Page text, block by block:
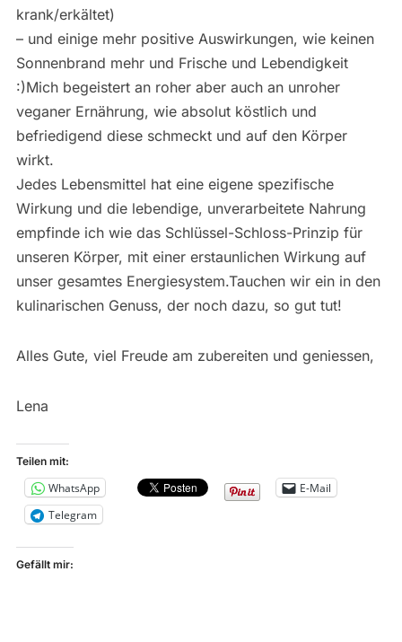
krank/erkältet)
– und einige mehr positive Auswirkungen, wie keinen
Sonnenbrand mehr und Frische und Lebendigkeit
:)Mich begeistert an roher aber auch an unroher
veganer Ernährung, wie absolut köstlich und
befriedigend diese schmeckt und auf den Körper
wirkt.
Jedes Lebensmittel hat eine eigene spezifische
Wirkung und die lebendige, unverarbeitete Nahrung
empfinde ich wie das Schlüssel-Schloss-Prinzip für
unseren Körper, mit einer erstaunlichen Wirkung auf
unser gesamtes Energiesystem.Tauchen wir ein in den
kulinarischen Genuss, der noch dazu, so gut tut!
Alles Gute, viel Freude am zubereiten und geniessen,
Lena
Teilen mit:
WhatsApp
E-Mail
Telegram
Gefällt mir: